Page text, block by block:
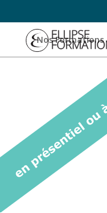
Nos Formations